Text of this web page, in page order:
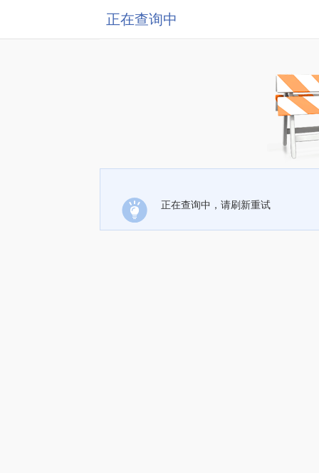
正在查询中
正在查询中，请刷新重试